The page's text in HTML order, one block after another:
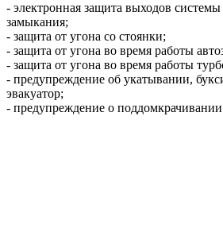
- электронная защита выходов системы
замыкания;
- защита от угона со стоянки;
- защита от угона во время работы
- защита от угона во время работы
- предупреждение об укатывании,
эвакуатор;
- предупреждение о